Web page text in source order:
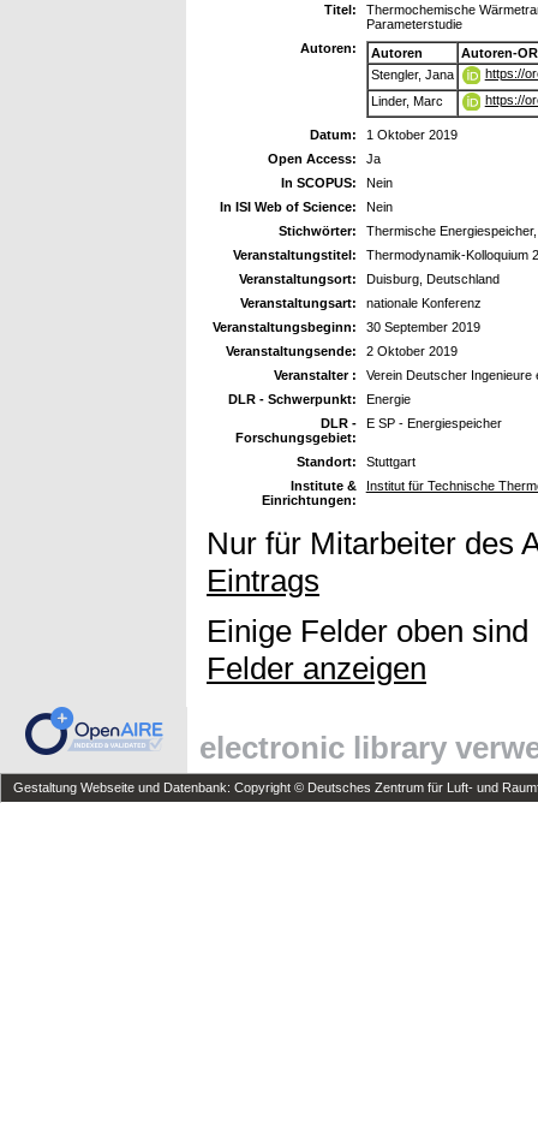
Titel:
Thermochemische
Parameterstudie
Autoren:
Autoren
Autoren-
Stengler, Jana
https://
Linder, Marc
https://
Datum:
1 Oktober 2019
Open Access:
Ja
In SCOPUS:
Nein
In ISI Web of Science:
Nein
Stichwörter:
Thermische
Veranstaltungstitel:
Thermodynamik-Kolloquium
Veranstaltungsort:
Duisburg, Deutschland
Veranstaltungsart:
nationale Konferenz
Veranstaltungsbeginn:
30 September 2019
Veranstaltungsende:
2 Oktober 2019
Veranstalter :
Verein Deutscher Ingenieure
DLR - Schwerpunkt:
Energie
DLR -
Forschungsgebiet:
E SP - Energiespeicher
Standort:
Stuttgart
Institute &
Einrichtungen:
Institut für Technische
Nur für Mitarbeiter des
Eintrags
Einige Felder oben
Felder anzeigen
electronic library
Gestaltung Webseite und Datenbank: Copyright © Deutsches Zentrum für Luft- und